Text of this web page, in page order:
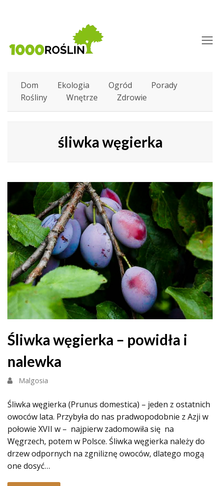
Dom Ekologia Ogród
Porady
Rośliny
Wnętrze Zdrowie
śliwka węgierka
Śliwka węgierka – powidła i
nalewka
Malgosia
Śliwka węgierka (Prunus domestica) – jeden z ostatnich
owoców lata. Przybyła do nas pradwopodobnie z Azji w
połowie XVII w – najpierw zadomowiła się na
Węgrzech, potem w Polsce. Śliwka węgierka należy do
drzew odpornych na zgniliznę owoców, dlatego mogą
one dosyć…